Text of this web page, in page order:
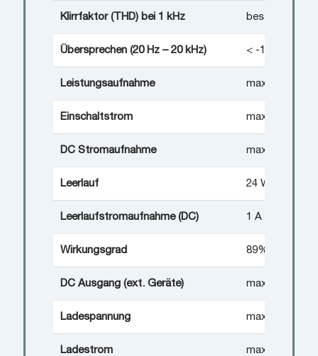
Klirrfaktor (THD) bei 1 kHz besser als
Übersprechen (20 Hz – 20 kHz) < -100 dB
Leistungsaufnahme max. 1350 W
Einschaltstrom max. 6A @
DC Stromaufnahme max. 45A @
Leerlauf 24 W (aktiv) /
Leerlaufstromaufnahme (DC) 1 A (aktiv) /
Wirkungsgrad 89% @ 230V
DC Ausgang (ext. Geräte) max. 60W / 2A
Ladespannung max. 27.9V DC
Ladestrom max. 4A